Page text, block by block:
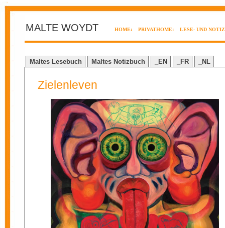
MALTE WOYDT HOME: PRIVATHOME: LESE- UND
Maltes Lesebuch Maltes Notizbuch _EN _FR _NL
Zielenleven